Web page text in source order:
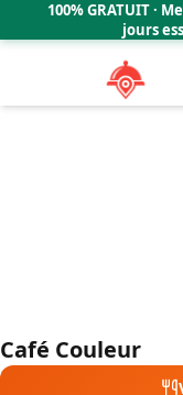
100% GRATUIT ·
jours
Café Couleur
Café Couleur 4.9